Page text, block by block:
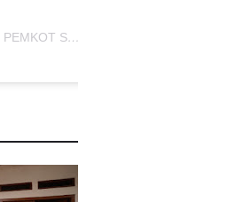
Sebuah kiriman dibagikan oleh PEMKOT SUKABUMI (@pemkotsukabumi_)